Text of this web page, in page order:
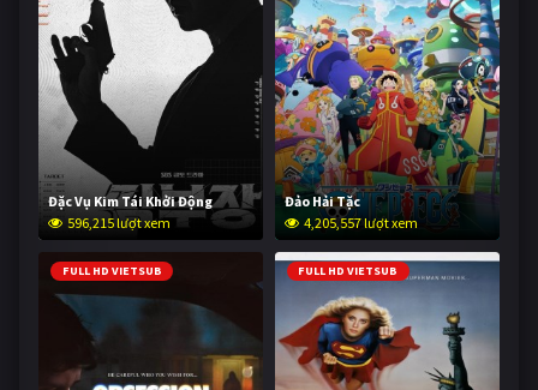
Đặc Vụ Kim Tái Khởi Động
596,215 lượt xem
Đảo Hải Tặc
4,205,557 lượt xem
FULL HD VIETSUB FULL HD VIETSUB